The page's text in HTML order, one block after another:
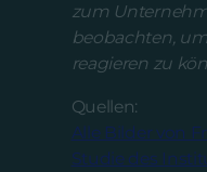
zum
beobachten,
reagieren zu
Quellen:
Alle Bilder von
Studie des